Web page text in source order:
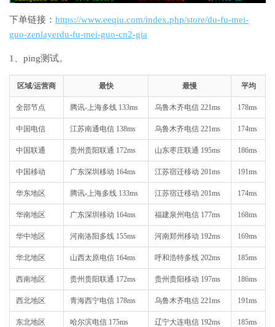
下单链接： https://www.eeqiu.com/index.php/store/du-fu-mei-
guo-zenlayerdu-fu-mei-guo-cn2-gia
1、ping测试。
区域/运营商 最快 最慢 平均
全部节点 腾讯-上海多线 133ms 乌鲁木齐电信 221ms 178ms
中国电信 江苏南通电信 138ms 乌鲁木齐电信 221ms 174ms
中国联通 贵州贵阳联通 172ms 山东枣庄联通 195ms 186ms
中国移动 广东深圳移动 164ms 江苏宿迁移动 201ms 191ms
华东地区 腾讯-上海多线 133ms 江苏宿迁移动 201ms 174ms
华南地区 广东深圳移动 164ms 福建泉州电信 177ms 168ms
华中地区 河南洛阳多线 155ms 河南郑州移动 192ms 169ms
华北地区 山西太原电信 164ms 呼和浩特多线 202ms 185ms
西南地区 贵州贵阳联通 172ms 贵州贵阳移动 197ms 186ms
西北地区 青海西宁电信 178ms 乌鲁木齐电信 221ms 191ms
东北地区 哈尔滨电信 175ms 辽宁大连电信 192ms 185ms